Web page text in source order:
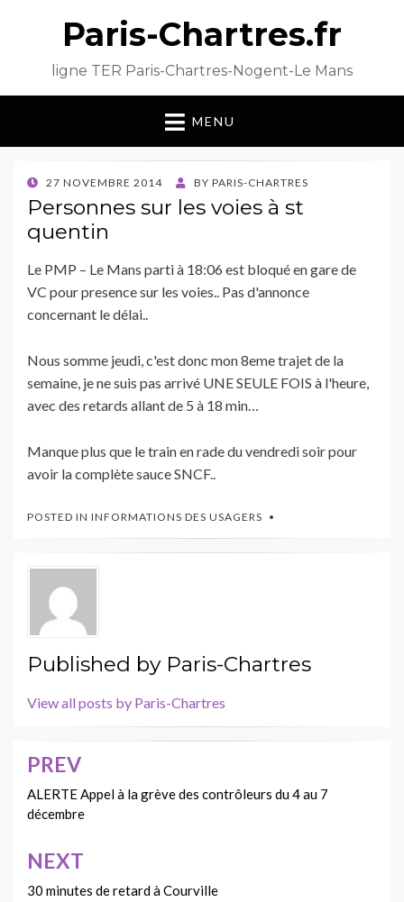
Paris-Chartres.fr
ligne TER Paris-Chartres-Nogent-Le Mans
MENU
POSTED
ON
27 NOVEMBRE 2014 BY PARIS-CHARTRES
Personnes sur les voies à st
quentin
Le PMP – Le Mans parti à 18:06 est bloqué en gare de
VC pour presence sur les voies.. Pas d'annonce
concernant le délai..
Nous somme jeudi, c'est donc mon 8eme trajet de la
semaine, je ne suis pas arrivé UNE SEULE FOIS à l'heure,
avec des retards allant de 5 à 18 min…
Manque plus que le train en rade du vendredi soir pour
avoir la complète sauce SNCF..
POSTED IN INFORMATIONS DES USAGERS
Published by Paris-Chartres
View all posts by Paris-Chartres
Navigation
de
l’article
PREV
ALERTE Appel à la grève des contrôleurs du 4 au 7
décembre
NEXT
30 minutes de retard à Courville